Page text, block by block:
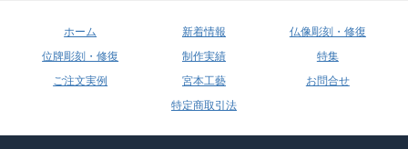
ホーム 新着情報
仏像彫刻・修復
位牌彫刻・修復
制作実績
特集
ご注文実例
宮本工藝
お問合せ
特定商取引法